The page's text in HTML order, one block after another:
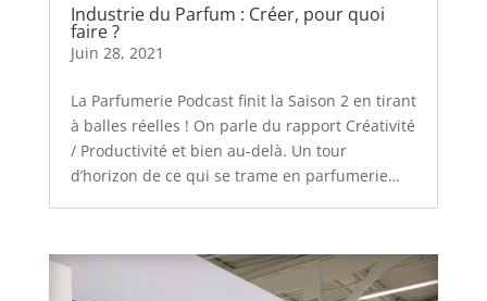
Industrie du Parfum : Créer, pour quoi
faire ?
Juin 28, 2021
La Parfumerie Podcast finit la Saison 2 en tirant
à balles réelles ! On parle du rapport Créativité
/ Productivité et bien au-delà. Un tour
d’horizon de ce qui se trame en parfumerie…